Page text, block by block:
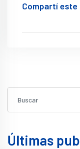
Compartí
Últimas